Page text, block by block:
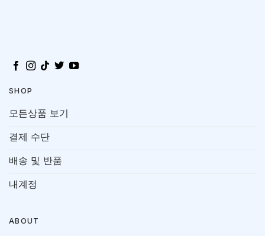
SHOP
모든상품 보기
결제 수단
배송 및 반품
내계정
ABOUT